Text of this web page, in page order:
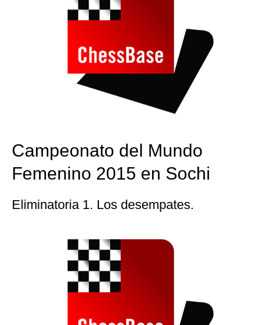
Campeonato del Mundo
Femenino 2015 en Sochi
Eliminatoria 1. Los desempates.